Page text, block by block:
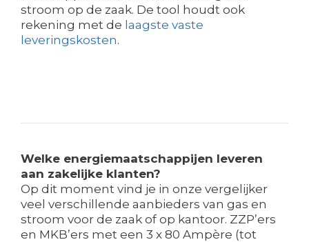
stroom op de zaak. De tool houdt ook
rekening met de laagste vaste
leveringskosten.
Welke energiemaatschappijen leveren
aan zakelijke klanten?
Op dit moment vind je in onze vergelijker
veel verschillende aanbieders van gas en
stroom voor de zaak of op kantoor. ZZP’ers
en MKB’ers met een 3 x 80 Ampère (tot